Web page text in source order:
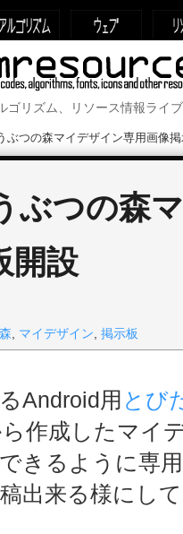
ゴリズム、リソース情報ラ
ぶつの森マイデザイン専用画像
ぶつの森
開設
, マイデザイン, 掲示板
Android用 とび
作成したマイ
きるように専
出来る様にし